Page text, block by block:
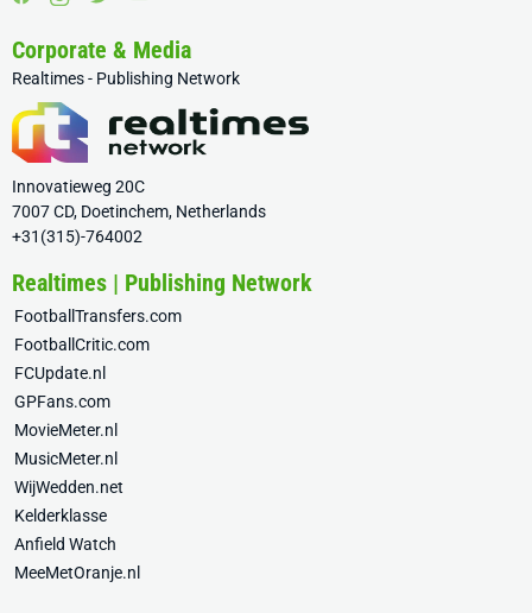
Corporate & Media
Realtimes - Publishing Network
Innovatieweg 20C
7007 CD, Doetinchem, Netherlands
+31(315)-764002
Realtimes | Publishing Network
FootballTransfers.com
FootballCritic.com
FCUpdate.nl
GPFans.com
MovieMeter.nl
MusicMeter.nl
WijWedden.net
Kelderklasse
Anfield Watch
MeeMetOranje.nl